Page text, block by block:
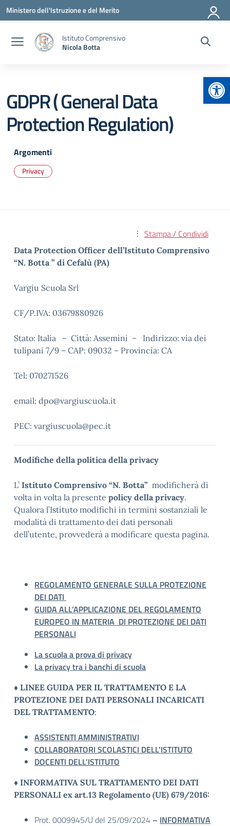
Vai ai contenuti
Vai al menu di navigazione
Vai al footer
Ministero dell'Istruzione e del Merito
Istituto Comprensivo
Nicola Botta
GDPR ( General Data
Protection Regulation)
Argomenti
Privacy
Stampa / Condividi
Data Protection Officer dell’Istituto Comprensivo
“N. Botta ” di Cefalù (PA)
Vargiu Scuola Srl
CF/P.IVA: 03679880926
Stato: Italia – Città: Assemini – Indirizzo: via dei
tulipani 7/9 – CAP: 09032 – Provincia: CA
Tel: 070271526
email: dpo@vargiuscuola.it
PEC: vargiuscuola@pec.it
Modifiche della politica della privacy
L’ Istituto Comprensivo “N. Botta” modificherà di
volta in volta la presente policy della privacy.
Qualora l’Istituto modifichi in termini sostanziali le
modalità di trattamento dei dati personali
dell’utente, provvederà a modificare questa pagina.
REGOLAMENTO GENERALE SULLA PROTEZIONE
DEI DATI
GUIDA ALL’APPLICAZIONE DEL REGOLAMENTO
EUROPEO IN MATERIA DI PROTEZIONE DEI DATI
PERSONALI
La scuola a prova di privacy
La privacy tra i banchi di scuola
♦ LINEE GUIDA PER IL TRATTAMENTO E LA
PROTEZIONE DEI DATI PERSONALI INCARICATI
DEL TRATTAMENTO:
ASSISTENTI AMMINISTRATIVI
COLLABORATORI SCOLASTICI DELL’ISTITUTO
DOCENTI DELL’ISTITUTO
♦ INFORMATIVA SUL TRATTAMENTO DEI DATI
PERSONALI ex art.13 Regolamento (UE) 679/2016:
Prot. 0009945/U del 25/09/2024 – INFORMATIVA